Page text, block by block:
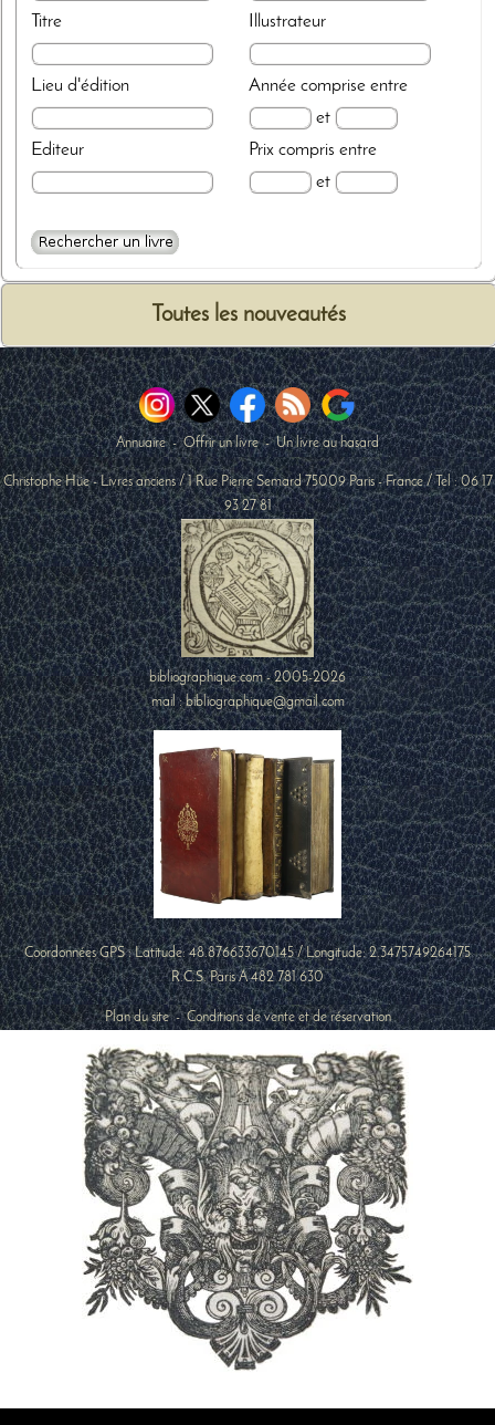
Titre
Lieu d'édition
Editeur
Illustrateur
Annéecomprise entre
et
Prixcompris entre
et
Toutes les nouveautés
Annuaire-Offrir un livre-Un livre au hasard
Christophe Hüe - Livres anciens /1 Rue Pierre Semard 75009 Paris-France / Tel :06 17
93 27 81
bibliographique.com - 2005-2026
mail : bibliographique@gmail.com
Coordonnées GPS : Latitude:48.876633670145/ Longitude:2.3475749264175
R.C.S. Paris A 482 781 630
Plan du site-Conditions de vente et de réservation